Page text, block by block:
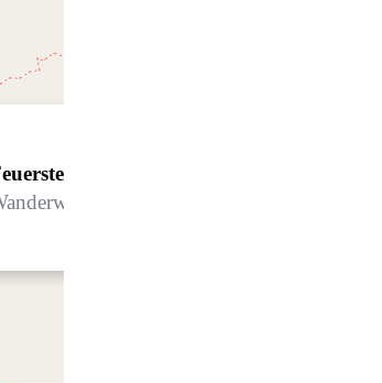
Davos - Bäbiwald
Jakobshorn - Sertig